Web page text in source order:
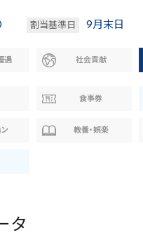
割当基準日 9月末日
遇 社会貢献
食事券
ン 教養・娯楽
タ